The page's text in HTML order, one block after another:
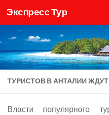
Skip to content
Экспресс Тур
ТУРИСТОВ В АНТАЛИИ
Власти популярного